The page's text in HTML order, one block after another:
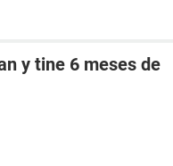
y tine 6 meses de